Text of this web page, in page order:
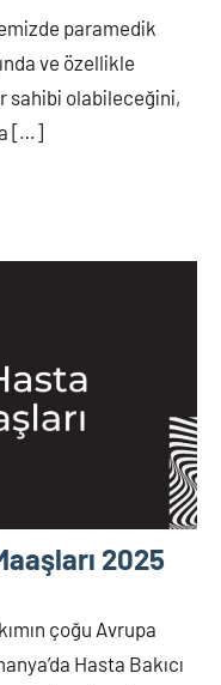
paramedik
ve özellikle
sahibi olabileceğini,
[…]
2025
çoğu Avrupa
Hasta Bakıcı